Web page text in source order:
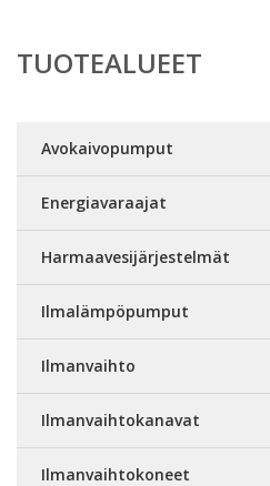
TUOTEALUEET
Avokaivopumput
Energiavaraajat
Harmaavesijärjestelmät
Ilmalämpöpumput
Ilmanvaihto
Ilmanvaihtokanavat
Ilmanvaihtokoneet